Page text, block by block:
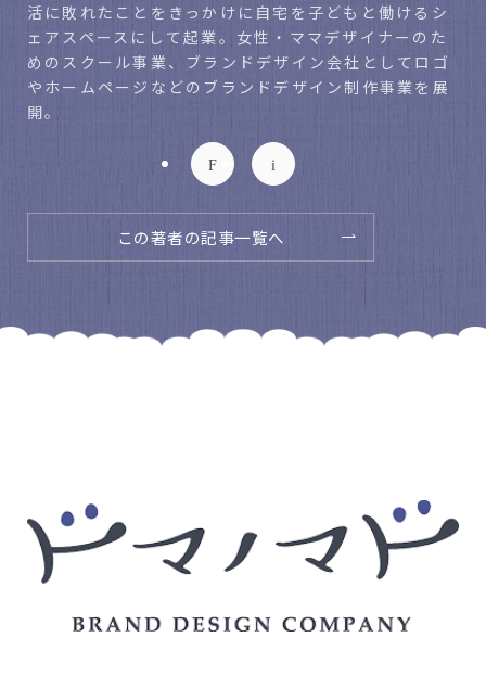
活に敗れたことをきっかけに自宅を子どもと働けるシ
ェアスペースにして起業。女性・ママデザイナーのた
めのスクール事業、ブランドデザイン会社としてロゴ
やホームページなどのブランドデザイン制作事業を展
開。
この著者の記事一覧へ